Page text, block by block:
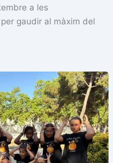
a les
gaudir al màxim del